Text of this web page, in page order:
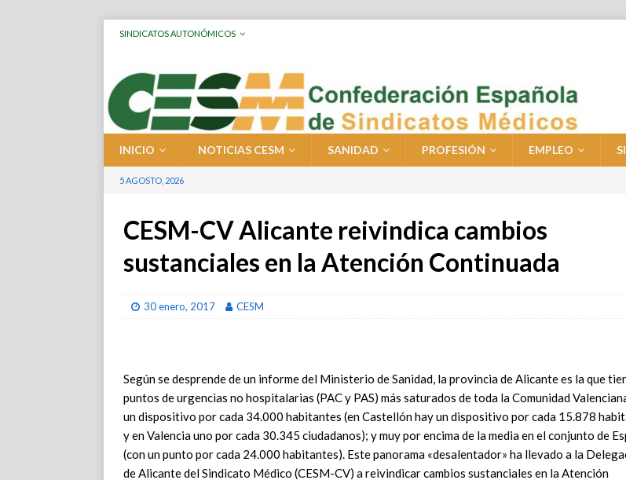
SINDICATOS AUTONÓMICOS
INICIO NOTICIAS CESM SANIDAD PROFESIÓN EMPLEO
5 AGOSTO, 2026
CESM-CV Alicante reivindica cambios
sustanciales en la Atención Continuada
30 enero, 2017 CESM
Según se desprende de un informe del Ministerio de Sanidad, la provincia de Alicante es la que
puntos de urgencias no hospitalarias (PAC y PAS) más saturados de toda la Comunidad
un dispositivo por cada 34.000 habitantes (en Castellón hay un dispositivo por cada 15.878
y en Valencia uno por cada 30.345 ciudadanos); y muy por encima de la media en el conjunto de
(con un punto por cada 24.000 habitantes). Este panorama «desalentador» ha llevado a la
de Alicante del Sindicato Médico (CESM-CV) a reivindicar cambios sustanciales en la Atención